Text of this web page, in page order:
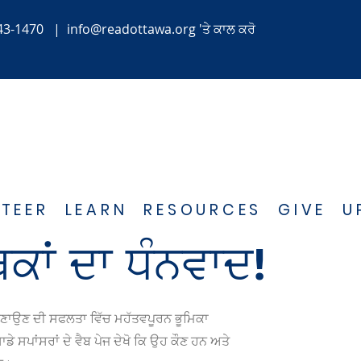
1470 | info@readottawa.org 'ਤੇ ਕਾਲ ਕਰੋ
LEARN RESOURCES GIVE
ਦਾ ਧੰਨਵਾਦ!
ਦੀ ਸਫਲਤਾ ਵਿੱਚ ਮਹੱਤਵਪੂਰਨ ਭੂਮਿਕਾ
ਸਪਾਂਸਰਾਂ ਦੇ ਵੈਬ ਪੇਜ ਦੇਖੋ ਕਿ ਉਹ ਕੌਣ ਹਨ ਅਤੇ